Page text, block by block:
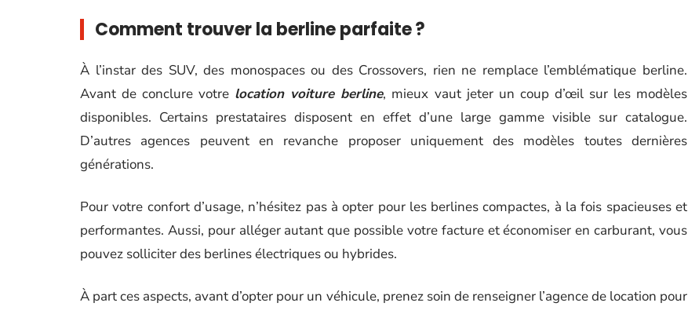
Comment trouver la berline parfaite ?
À l’instar des SUV, des monospaces ou des Crossovers, rien ne remplace l’emblématique berline.
Avant de conclure votre location voiture berline, mieux vaut jeter un coup d’œil sur les modèles
disponibles. Certains prestataires disposent en effet d’une large gamme visible sur catalogue.
D’autres agences peuvent en revanche proposer uniquement des modèles toutes dernières
générations.
Pour votre confort d’usage, n’hésitez pas à opter pour les berlines compactes, à la fois spacieuses et
performantes. Aussi, pour alléger autant que possible votre facture et économiser en carburant, vous
pouvez solliciter des berlines électriques ou hybrides.
À part ces aspects, avant d’opter pour un véhicule, prenez soin de renseigner l’agence de location pour